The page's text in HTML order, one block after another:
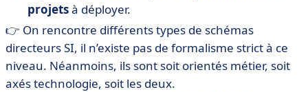
projetsà déployer.
👉 On rencontre différents types de schémas
directeurs SI, il n’existe pas de formalisme strict à ce
niveau. Néanmoins, ils sont soit orientés métier, soit
axés technologie, soit les deux.